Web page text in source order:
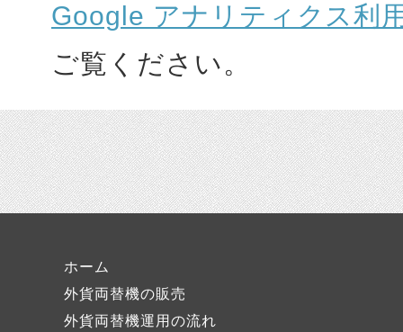
Google アナリティクス利
ご覧ください。
ホーム
外貨両替機の販売
外貨両替機運用の流れ